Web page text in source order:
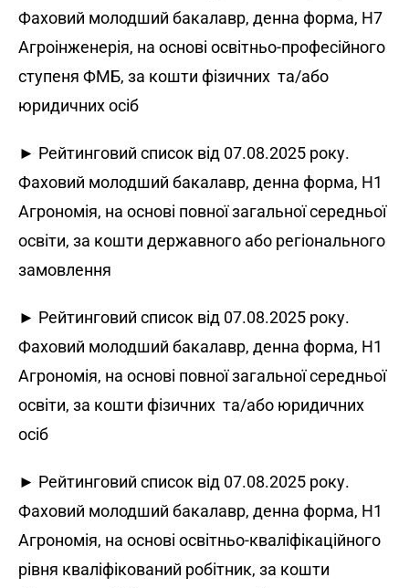
Фаховий молодший бакалавр, денна форма, H7
Агроінженерія, на основі освітньо-професійного
ступеня ФМБ, за кошти фізичних та/або
юридичних осіб
► Рейтинговий список від 07.08.2025 року.
Фаховий молодший бакалавр, денна форма, H1
Агрономія, на основі повної загальної середньої
освіти, за кошти державного або регіонального
замовлення
► Рейтинговий список від 07.08.2025 року.
Фаховий молодший бакалавр, денна форма, H1
Агрономія, на основі повної загальної середньої
освіти, за кошти фізичних та/або юридичних
осіб
► Рейтинговий список від 07.08.2025 року.
Фаховий молодший бакалавр, денна форма, H1
Агрономія, на основі освітньо-кваліфікаційного
рівня кваліфікований робітник, за кошти